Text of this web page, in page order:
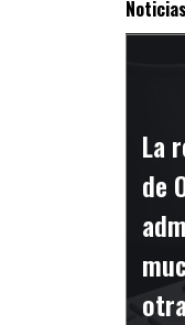
La
de